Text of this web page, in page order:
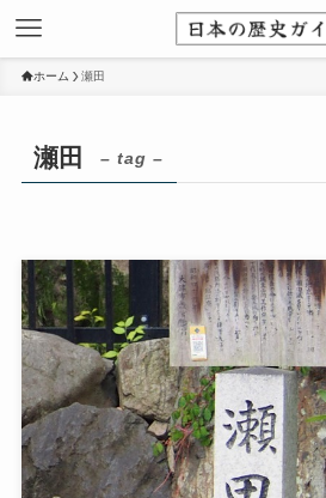
ホーム 瀬田
瀬田 – tag –